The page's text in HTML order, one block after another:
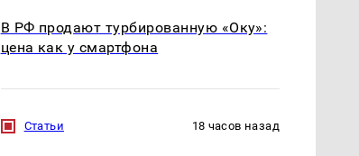
В РФ продают турбированную «Оку»:
цена как у смартфона
Статьи 18 часов назад